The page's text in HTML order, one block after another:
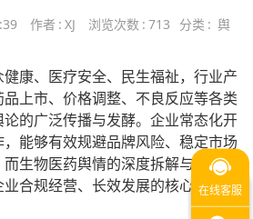
作者 : XJ 浏览次数 : 713 分类 : 舆
康、医疗安全、民生福祉，行业产
上市、价格调整、不良反应等各类
的广泛传播与发酵。企业常态化开
能够有效规避品牌风险、稳定市场
生物医药舆情的深度拆解与科学应
合规经营、长效发展的核心工作之